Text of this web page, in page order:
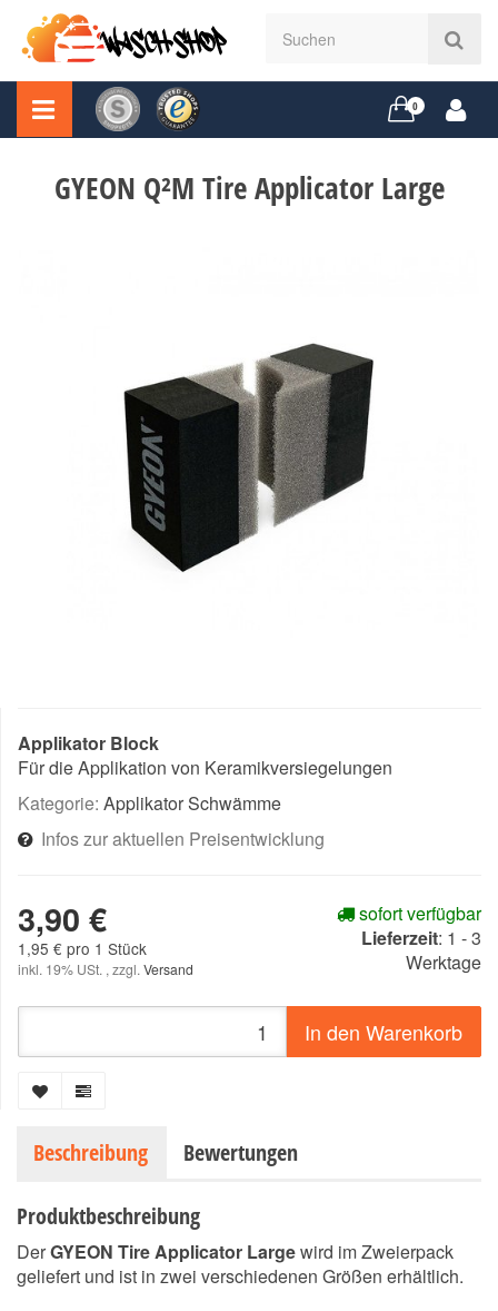
0
GYEON Q²M Tire Applicator Large
Applikator Block
Für die Applikation von Keramikversiegelungen
Kategorie: Applikator Schwämme
Infos zur aktuellen Preisentwicklung
3,90 €
1,95 € pro 1 Stück
inkl. 19% USt. , zzgl. Versand
sofort verfügbar
Lieferzeit: 1 - 3
Werktage
In den Warenkorb
Beschreibung Bewertungen
Produktbeschreibung
DerGYEON Tire Applicator Largewird im Zweierpack
geliefert und ist in zwei verschiedenen Größen erhältlich.